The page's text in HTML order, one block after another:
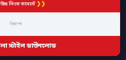
লিংক কমেন্টে ❯❯
বিজ্ঞাপন
স্টাইল ডাউনলোড